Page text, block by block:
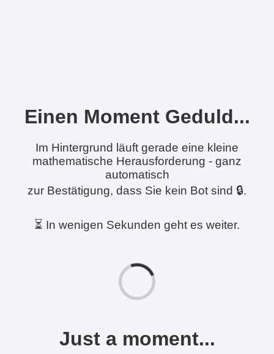
Einen Moment Geduld...
Im Hintergrund läuft gerade eine kleine
mathematische Herausforderung - ganz
automatisch
zur Bestätigung, dass Sie kein Bot sind 🔒.
⏳ In wenigen Sekunden geht es weiter.
Just a moment...